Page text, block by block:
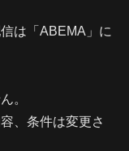
は「ABEMA」に
。
、条件は変更さ